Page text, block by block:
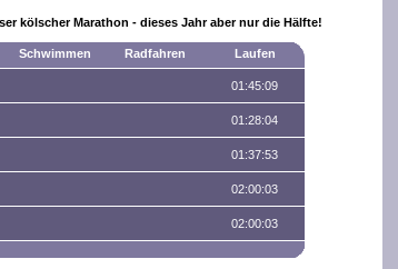
kölscher Marathon - dieses Jahr aber nur die Hälfte!
Schwimmen Radfahren Laufen
01:45:09
01:28:04
01:37:53
02:00:03
02:00:03